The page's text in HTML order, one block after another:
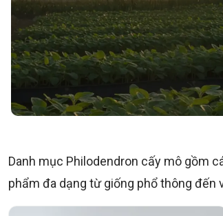
Danh mục Philodendron cấy mô gồm
phẩm đa dạng từ giống phổ thông đến